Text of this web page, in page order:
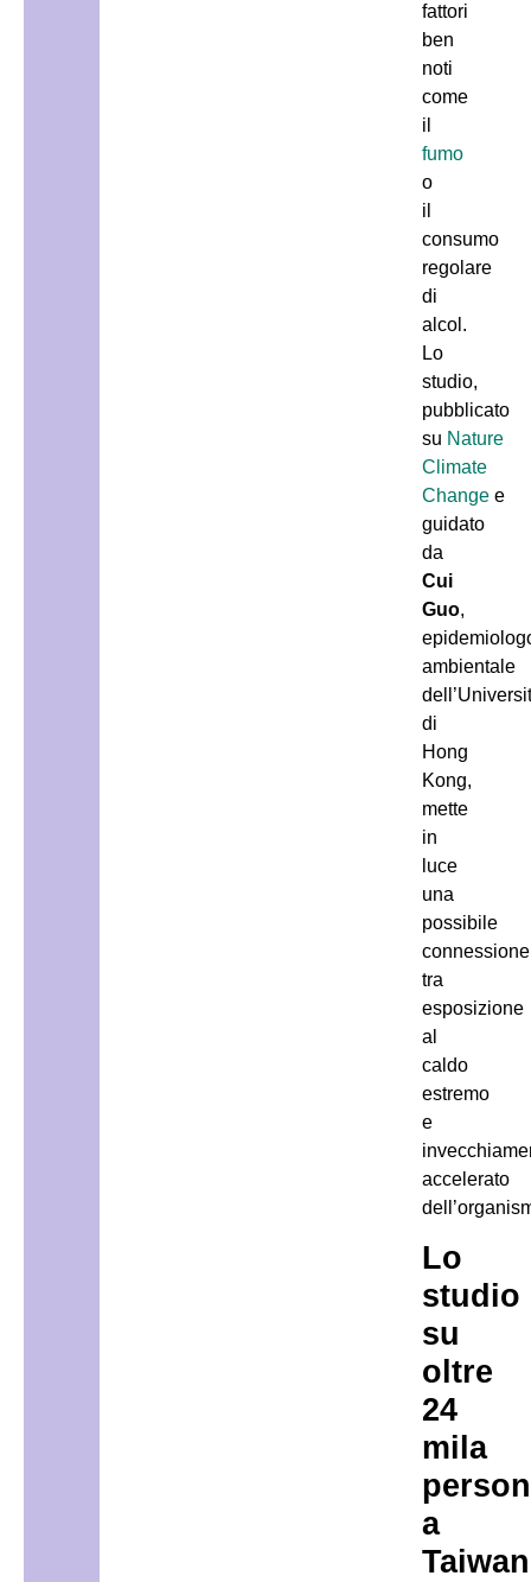
fattori
ben
noti
come
il
fumo
o
il
consumo
regolare
di
alcol.
Lo
studio,
pubblicato
su Nature
Climate
Changee
guidato
da
Cui
Guo,
ambientale
di
Hong
Kong,
mette
in
luce
una
possibile
connessione
tra
esposizione
al
caldo
estremo
e
accelerato
Lo
studio
su
oltre
24
mila
a
Taiwan